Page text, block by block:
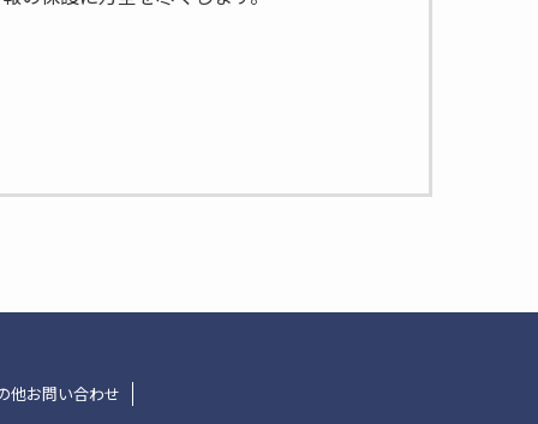
きます。
他お問い合わせ